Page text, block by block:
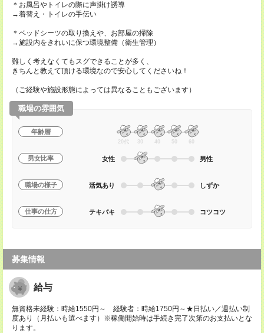
＊お風呂やトイレの際に声掛け誘導
→着替え・トイレの手伝い
＊ベッドシーツの取り換えや、お部屋の掃除
→施設内をきれいに保つ環境整備（衛生管理）
難しく考えなくてもスグできることが多く、
きちんと教えて頂ける環境なので安心してくださいね！
（ご経験や施設形態によっては異なることもございます）
職場の雰囲気
年齢層
20代 30 40 50 60
男女比率 女性 男性
職場の様子 活気あり しずか
仕事の仕方 テキパキ コツコツ
募集情報
給与
無資格未経験：時給1550円～ 経験者：時給1750円～★日払い／週払い制
度あり（月払いも選べます）※稼働開始時は手続き完了次第のお支払いとな
ります。